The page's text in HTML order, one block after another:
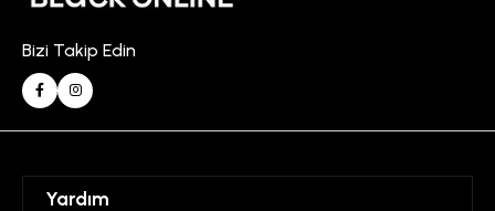
Bizi Takip Edin
Yardım